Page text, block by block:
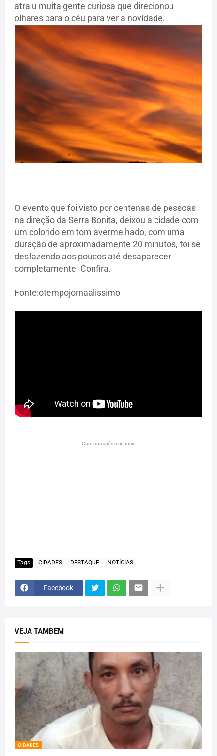
atraiu muita gente curiosa que direcionou
olhares para o céu para ver a novidade.
O evento que foi visto por centenas de pessoas
na direção da Serra Bonita, deixou a cidade com
um colorido em tom avermelhado, com uma
duração de aproximadamente 20 minutos, foi se
desfazendo aos poucos até desaparecer
completamente. Confira.
Fonte:otempojornaalissimo
Continua após o anuncio
Tags CIDADES DESTAQUE NOTÍCIAS
Facebook
VEJA TAMBEM
CIDADES